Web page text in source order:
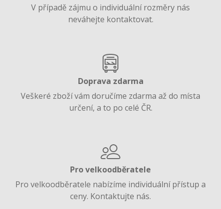
V případě zájmu o individuální rozměry nás
neváhejte kontaktovat.
Doprava zdarma
Veškeré zboží vám doručíme zdarma až do místa
určení, a to po celé ČR.
Pro velkoodběratele
Pro velkoodběratele nabízíme individuální přístup a
ceny. Kontaktujte nás.